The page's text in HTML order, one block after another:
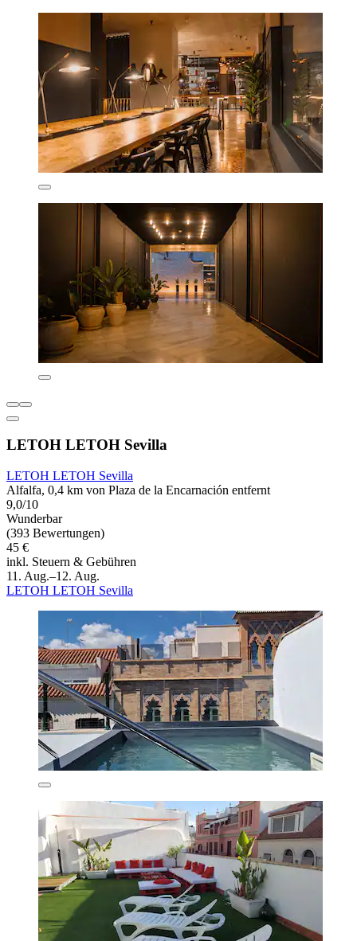
LETOH LETOH Sevilla
LETOH LETOH Sevilla
Alfalfa, 0,4 km von Plaza de la Encarnación entfernt
9,0/10
Wunderbar
(393 Bewertungen)
45 €
inkl. Steuern & Gebühren
11. Aug.–12. Aug.
LETOH LETOH Sevilla